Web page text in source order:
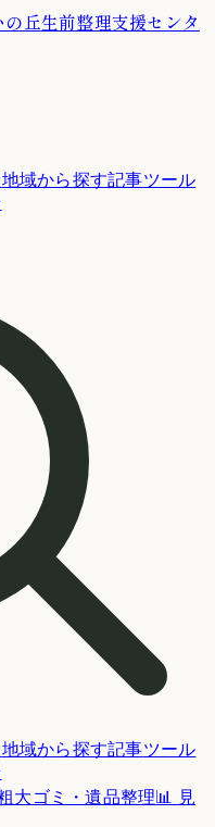
の丘生前整理支援センタ
地域から探す記事ツール
地域から探す記事ツール
大ゴミ・遺品整理📊 見